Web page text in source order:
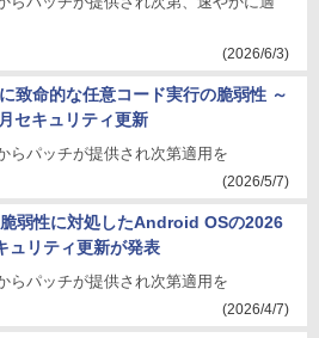
(2026/6/3)
致命的な任意コード実行の脆弱性 ～
セキュリティ更新
らパッチが提供され次第適用を
(2026/5/7)
弱性に対処したAndroid OSの2026
ュリティ更新が発表
らパッチが提供され次第適用を
(2026/4/7)